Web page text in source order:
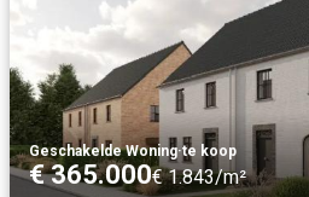
Geschakelde Woning·te koop
€ 365.000€ 1.843/m²